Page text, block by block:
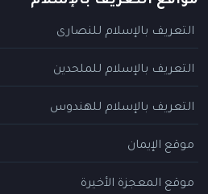
التعريف بالإسلام للنصارى
التعريف بالإسلام للملحدين
التعريف بالإسلام للهندوس
موقع الإيمان
موقع المعجزة الأخيرة